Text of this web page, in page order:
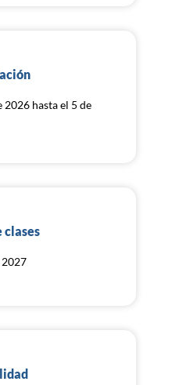
2026 hasta el 5 de
clases